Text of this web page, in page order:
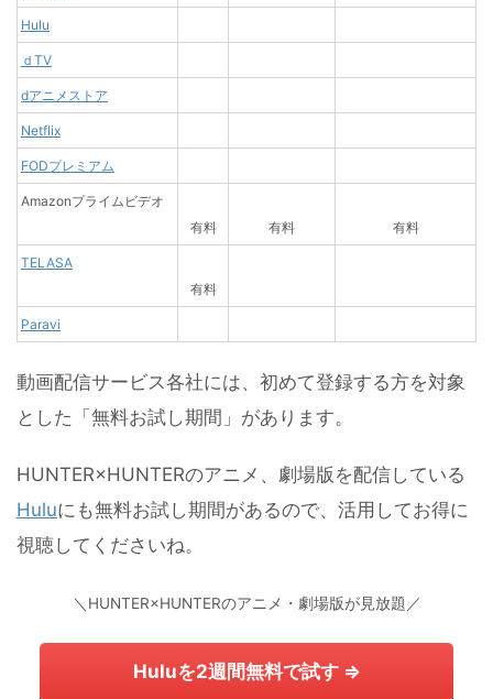
Hulu
ｄTV
dアニメストア
Netflix
FODプレミアム
Amazonプライムビデオ
有料
有料 有料
TELASA
有料
Paravi
動画配信サービス各社には、初めて登録する方を対象
とした「無料お試し期間」があります。
HUNTER×HUNTERのアニメ、劇場版を配信している
Huluにも無料お試し期間があるので、活用してお得に
視聴してくださいね。
＼HUNTER×HUNTERのアニメ・劇場版が見放題／
Huluを2週間無料で試す ⇒